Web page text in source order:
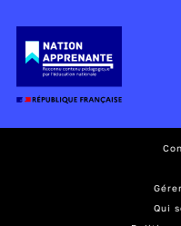
Qui